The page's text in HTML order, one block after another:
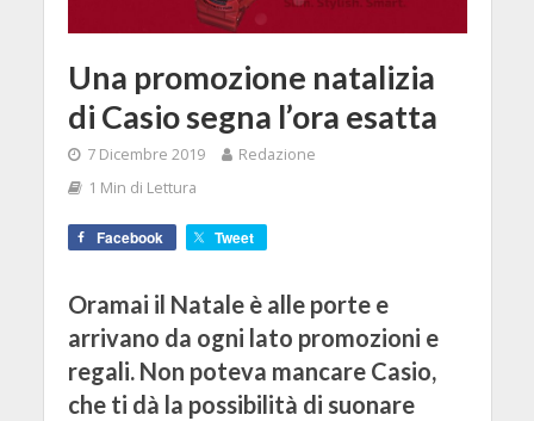
Una promozione natalizia
di Casio segna l’ora esatta
7 Dicembre 2019
Redazione
1 Min di Lettura
Facebook Tweet
Oramai il Natale è alle porte e
arrivano da ogni lato promozioni e
regali. Non poteva mancare Casio,
che ti dà la possibilità di suonare